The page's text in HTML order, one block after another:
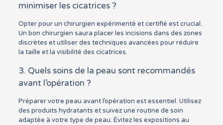
minimiser les cicatrices ?
Opter pour un chirurgien expérimenté et certifié est crucial.
Un bon chirurgien saura placer les incisions dans des zones
discrètes et utiliser des techniques avancées pour réduire
la taille et la visibilité des cicatrices.
3. Quels soins de la peau sont recommandés
avant l’opération ?
Préparer votre peau avant l’opération est essentiel. Utilisez
des produits hydratants et suivez une routine de soin
adaptée à votre type de peau. Évitez les expositions au